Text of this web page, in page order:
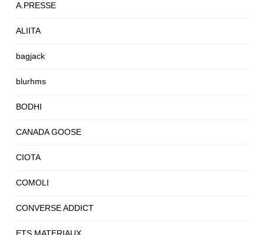
A.PRESSE
ALIITA
bagjack
blurhms
BODHI
CANADA GOOSE
CIOTA
COMOLI
CONVERSE ADDICT